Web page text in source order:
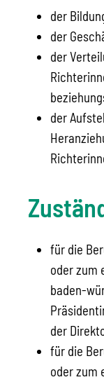
der
der
der
der
für die
oder zum
baden-
der
für die
oder zum